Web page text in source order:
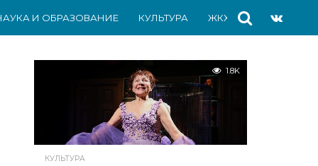
И ОБРАЗОВАНИЕ КУЛЬТУРА ЖКХ СПОРТ
1.8K
КУЛЬТУРА